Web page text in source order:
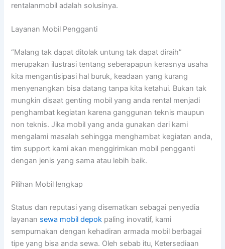
rentalanmobil adalah solusinya.
Layanan Mobil Pengganti
“Malang tak dapat ditolak untung tak dapat diraih”
merupakan ilustrasi tentang seberapapun kerasnya usaha
kita mengantisipasi hal buruk, keadaan yang kurang
menyenangkan bisa datang tanpa kita ketahui. Bukan tak
mungkin disaat genting mobil yang anda rental menjadi
penghambat kegiatan karena ganggunan teknis maupun
non teknis. Jika mobil yang anda gunakan dari kami
mengalami masalah sehingga menghambat kegiatan anda,
tim support kami akan menggirimkan mobil pengganti
dengan jenis yang sama atau lebih baik.
Pilihan Mobil lengkap
Status dan reputasi yang disematkan sebagai penyedia
layanan sewa mobil depok paling inovatif, kami
sempurnakan dengan kehadiran armada mobil berbagai
tipe yang bisa anda sewa. Oleh sebab itu, Ketersediaan